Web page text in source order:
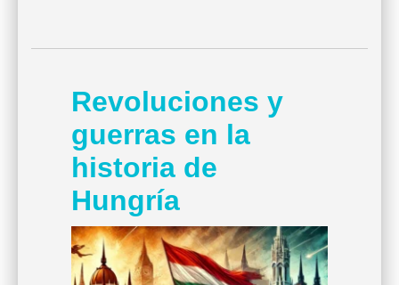
Revoluciones y
guerras en la
historia de
Hungría